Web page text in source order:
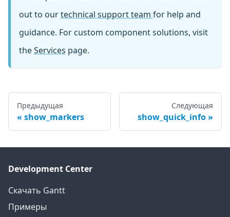
out to ourtechnical support team for help and
guidance. For custom component solutions, visit
theServices page.
Предыдущая
show_markers
Следующая
show_quick_info
Development Center
Скачать Gantt
Примеры